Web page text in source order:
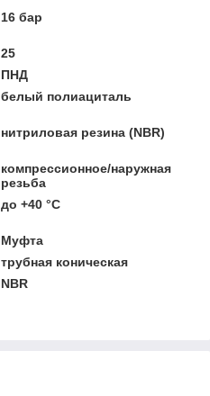
16 бар
25
ПНД
белый полиациталь
нитриловая резина (NBR)
компрессионное/наружная
резьба
до +40 °C
Муфта
трубная коническая
NBR